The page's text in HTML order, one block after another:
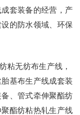
套装备的经营，产
的防水领域、环保
粘无纺布生产线，
基布生产线成套装
、管式牵伸聚酯纺
酯纺粘热轧生产线